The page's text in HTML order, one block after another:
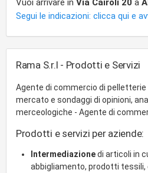
Vuoi arrivare in Via Cairoli 20 a
Segui le indicazioni: clicca qui e
Rama S.r.l - Prodotti e Servizi
Agente di commercio di pelletterie
mercato e sondaggi di opinioni,
merceologiche - Agente di
Prodotti e servizi per aziende:
Intermediazionedi articoli in
abbigliamento, prodotti